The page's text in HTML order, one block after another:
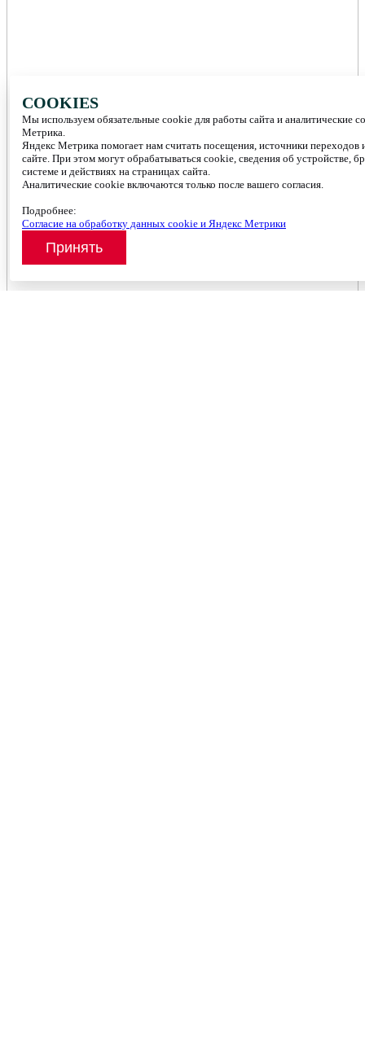
COOKIES
Мы используем обязательные cookie для работы сайта и аналитические
Метрика.
Яндекс Метрика помогает нам считать посещения, источники переходов
сайте. При этом могут обрабатываться cookie, сведения об устройстве,
системе и действиях на страницах сайта.
Аналитические cookie включаются только после вашего согласия.
Подробнее:
Согласие на обработку данных cookie и Яндекс Метрики
Принять